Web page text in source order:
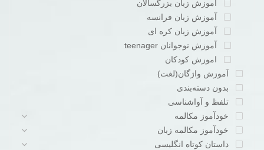
آموزش زبان بزرگسالان
آموزش زبان فرانسه
آموزش زبان کره ای
آموزش نوجوانان teenager
اموزش کودکان
آموزش واژگان(لغت)
بدون دسته‌بندی
تلفظ و آواشناسی
خودآموز مکالمه
خودآموز مکالمه زبان
داستان کوتاه انگلیسی